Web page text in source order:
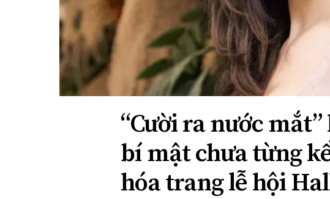
Quan điểm
Xi nhan Trái Phải
Bạn đọc viết
“Cười ra nước
bí mật chưa từng
hóa trang lễ hội